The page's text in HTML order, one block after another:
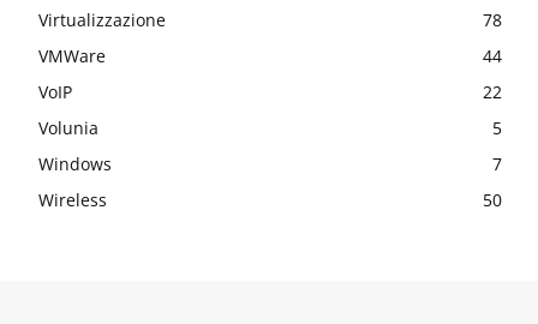
Virtualizzazione
78
VMWare
44
VoIP
22
Volunia
5
Windows
7
Wireless
50